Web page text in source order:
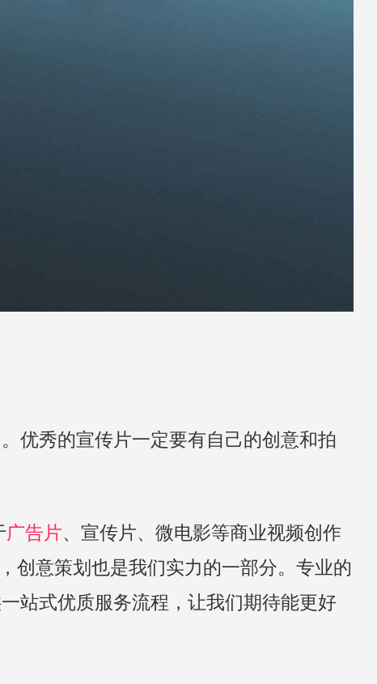
优秀的宣传片一定要有自己的创意和拍
广告片、宣传片、微电影等商业视频创作
创意策划也是我们实力的一部分。专业的
站式优质服务流程，让我们期待能更好